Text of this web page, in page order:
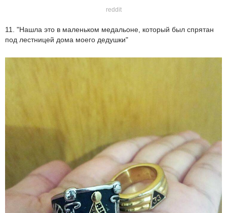
reddit
11. "Нашла это в маленьком медальоне, который был спрятан
под лестницей дома моего дедушки"